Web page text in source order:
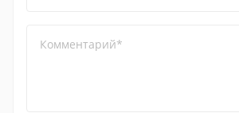
Комментарий*